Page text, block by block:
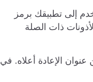
إلى تطبيقك برمز
ذات الصلة
الإعادة أعلاه. في